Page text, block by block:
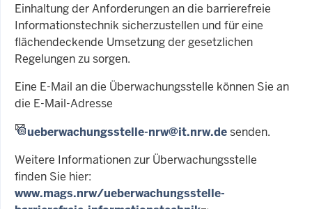
Einhaltung der Anforderungen an die barrierefreie
Informationstechnik sicherzustellen und für eine
flächendeckende Umsetzung der gesetzlichen
Regelungen zu sorgen.
Eine E-Mail an die Überwachungsstelle können Sie an
die E-Mail-Adresse
ueberwachungsstelle-nrw@it.nrw.desenden.
Weitere Informationen zur Überwachungsstelle
finden Sie hier:
www.mags.nrw/ueberwachungsstelle-